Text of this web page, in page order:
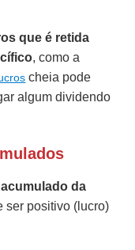
que é retida
, como a
cheia pode
algum dividendo
da
ser positivo (lucro)